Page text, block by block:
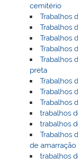
cemitério
Trabalhos
Trabalhos
Trabalhos
Trabalhos
Trabalhos
preta
Trabalhos
Trabalhos
Trabalhos
trabalhos
trabalhos
Trabalhos
de amarração
trabalhos